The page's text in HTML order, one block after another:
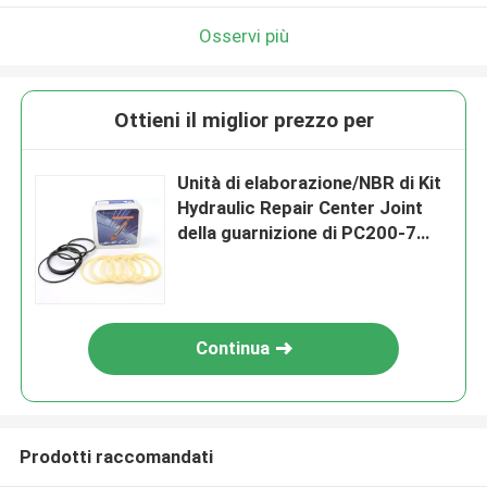
Osservi più
Ottieni il miglior prezzo per
Unità di elaborazione/NBR di Kit
Hydraulic Repair Center Joint
della guarnizione di PC200-7
Continua
Prodotti raccomandati